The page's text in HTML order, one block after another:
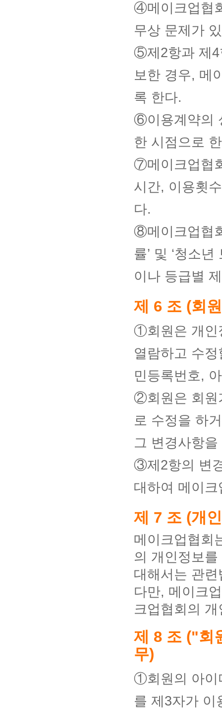
④메이크업협
무상 문제가
⑤제2항과 제4
보한 경우, 메
록 한다.
⑥이용계약의
한 시점으로
⑦메이크업협
시간, 이용횟
다.
⑧메이크업협
률’ 및 ‘청소
이나 등급별
제 6 조 (회
①회원은 개인
열람하고 수
민등록번호,
②회원은 회원
로 수정을 하
그 변경사항
③제2항의 변
대하여 메이
제 7 조 (개
메이크업협회
의 개인정보
대해서는 관
다만, 메이크
크업협회의
제 8 조 ("회
무)
①회원의 아이
를 제3자가 이